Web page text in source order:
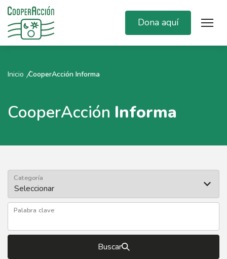
Dona aquí
Inicio CooperAcción Informa
CooperAcción Informa
Categoría
Palabra clave
Buscar